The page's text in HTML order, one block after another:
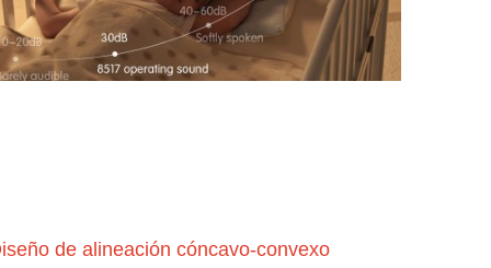
de alineación cóncavo-convexo